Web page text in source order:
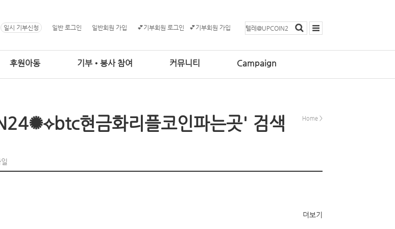
일시 기부신청 일반 로그인 일반회원 가입 💕기부회원 로그인 💕기부회원 가입
후원아동 기부•봉사 참여 커뮤니티 Campaign
Home >
현금화리플코인파는곳' 검색
더보기